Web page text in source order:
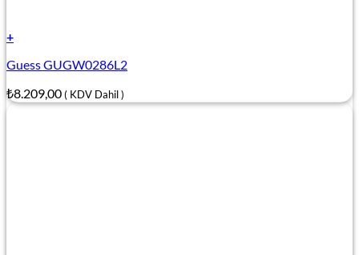
+
Guess GUGW0286L2
₺8.209,00( KDV Dahil )